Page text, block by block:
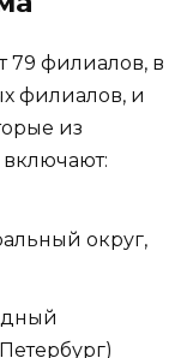
79 филиалов, в
филиалов, и
из
округ,